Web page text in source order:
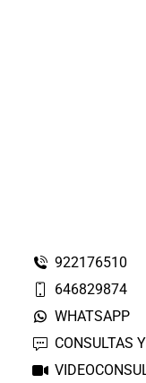
922176510
646829874
WHATSAPP
CONSULTAS